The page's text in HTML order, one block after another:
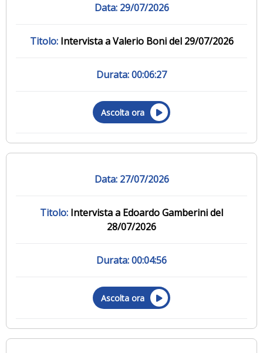
29/07/2026
Intervista a Valerio Boni del 29/07/2026
00:06:27
Ascolta ora
27/07/2026
Intervista a Edoardo Gamberini del
28/07/2026
00:04:56
Ascolta ora